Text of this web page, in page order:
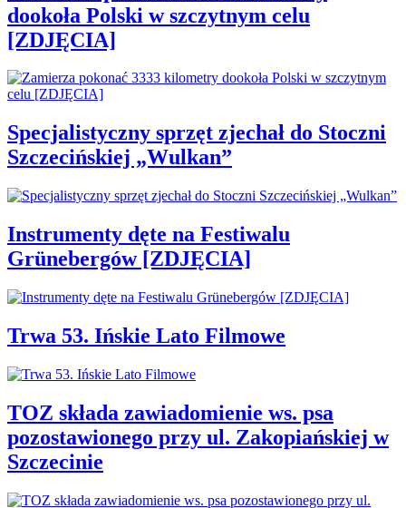
dookoła Polski w szczytnym celu
[ZDJĘCIA]
Specjalistyczny sprzęt zjechał do Stoczni
Szczecińskiej „Wulkan”
Instrumenty dęte na Festiwalu
Grünebergów [ZDJĘCIA]
Trwa 53. Ińskie Lato Filmowe
TOZ składa zawiadomienie ws. psa
pozostawionego przy ul. Zakopiańskiej w
Szczecinie